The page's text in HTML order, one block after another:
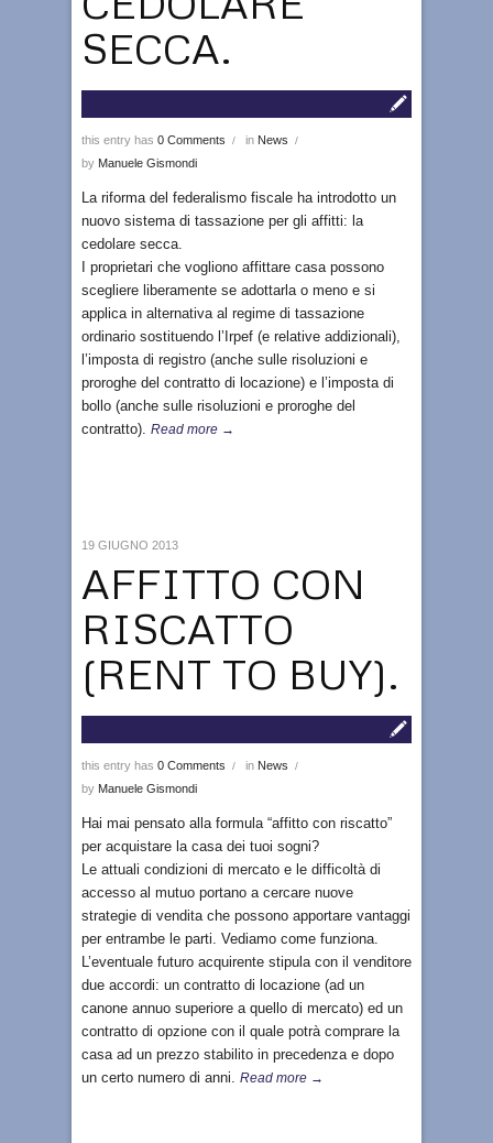
SECCA.
this entry has 0 Comments / in News /
by Manuele Gismondi
La riforma del federalismo fiscale ha introdotto un
nuovo sistema di tassazione per gli affitti: la
cedolare secca.
I proprietari che vogliono affittare casa possono
scegliere liberamente se adottarla o meno e si
applica in alternativa al regime di tassazione
ordinario sostituendo l’Irpef (e relative addizionali),
l’imposta di registro (anche sulle risoluzioni e
proroghe del contratto di locazione) e l’imposta di
bollo (anche sulle risoluzioni e proroghe del
contratto). Read more →
AFFITTO CON
RISCATTO
(RENT TO BUY).
this entry has 0 Comments / in News /
by Manuele Gismondi
19 GIUGNO 2013
Hai mai pensato alla formula “affitto con riscatto”
per acquistare la casa dei tuoi sogni?
Le attuali condizioni di mercato e le difficoltà di
accesso al mutuo portano a cercare nuove
strategie di vendita che possono apportare vantaggi
per entrambe le parti. Vediamo come funziona.
L’eventuale futuro acquirente stipula con il venditore
due accordi: un contratto di locazione (ad un
canone annuo superiore a quello di mercato) ed un
contratto di opzione con il quale potrà comprare la
casa ad un prezzo stabilito in precedenza e dopo
un certo numero di anni. Read more →